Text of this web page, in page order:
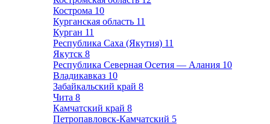
Кострома 10
Курганская область 11
Курган 11
Республика Саха (Якутия) 11
Якутск 8
Республика Северная Осетия — Алания 10
Владикавказ 10
Забайкальский край 8
Чита 8
Камчатский край 8
Петропавловск-Камчатский 5